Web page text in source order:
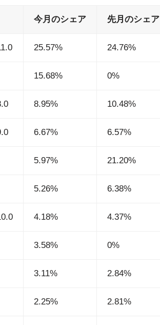
今月のシェア 先月のシェア
25.57% 24.76%
15.68% 0%
8.95% 10.48%
6.67% 6.57%
5.97% 21.20%
5.26% 6.38%
4.18% 4.37%
3.58% 0%
3.11% 2.84%
2.25% 2.81%